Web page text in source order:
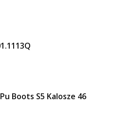
Boots S5 Kalosze 46